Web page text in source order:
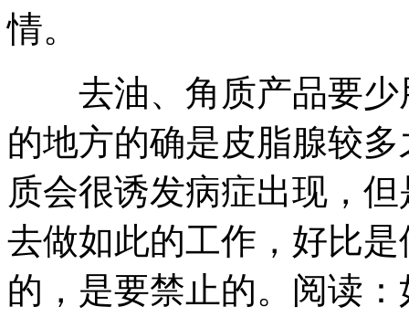
情。
去油、角质产品要少
的地方的确是皮脂腺较
质会很诱发病症出现，
去做如此的工作，好比
的，是要禁止的。阅读